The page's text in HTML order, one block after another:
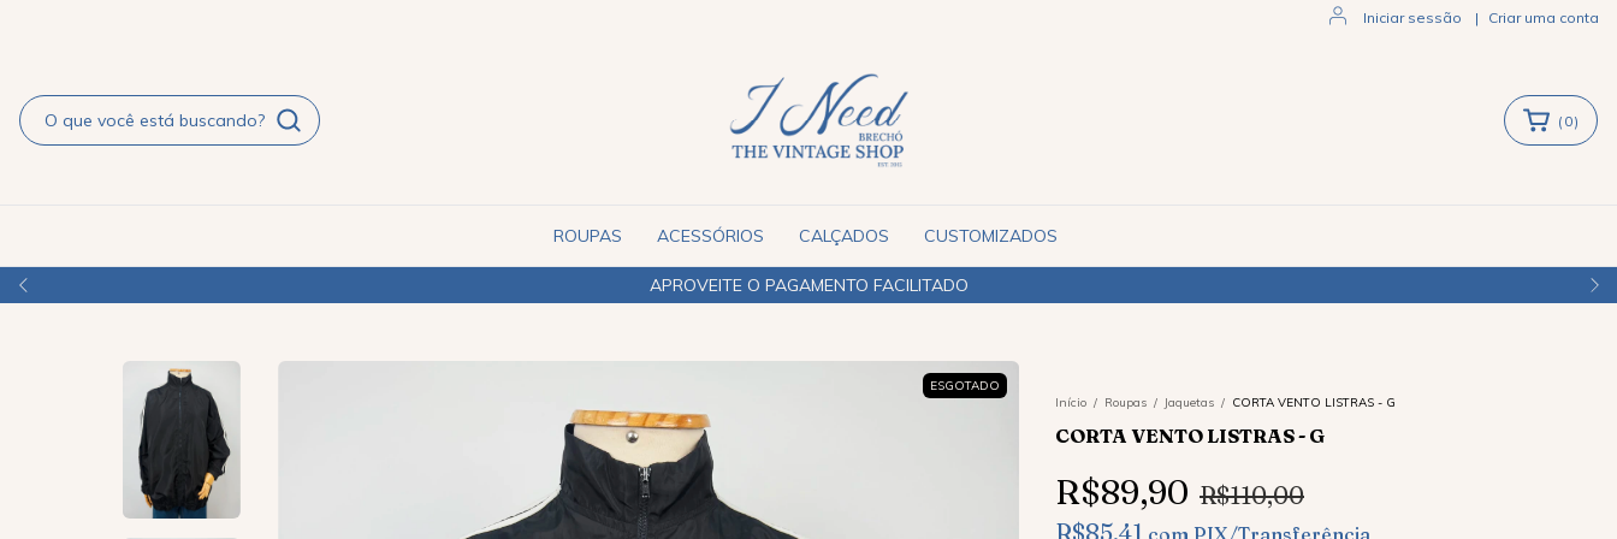
Iniciar sessão | Criar uma conta
( 0)
ROUPAS ACESSÓRIOS CALÇADOS CUSTOMIZADOS
ESGOTADO
Início / Roupas / Jaquetas / CORTA VENTO LISTRAS - G
CORTA VENTO LISTRAS - G
R$89,90 R$110,00
R$85,41 com PIX/Transferência